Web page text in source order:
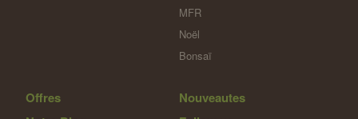
MFR
Noël
Bonsaï
Offres
Nouveautes